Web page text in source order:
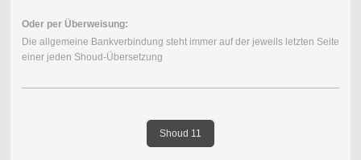
Oder per Überweisung:
Die allgemeine Bankverbindung steht immer auf der jeweils letzten Seite
einer jeden Shoud-Übersetzung
Shoud 11